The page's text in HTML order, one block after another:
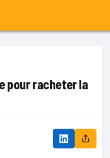
pour racheter la